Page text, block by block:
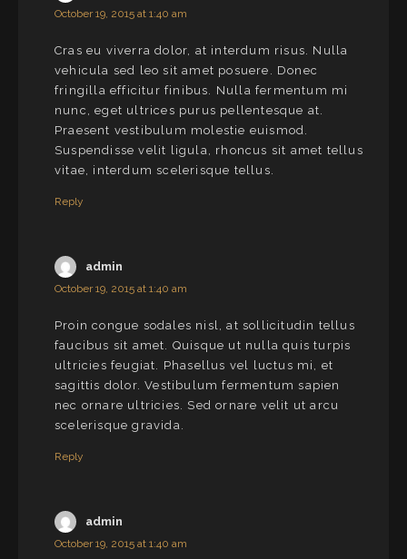
October 19, 2015 at 1:40 am
Cras eu viverra dolor, at interdum risus. Nulla
vehicula sed leo sit amet posuere. Donec
fringilla efficitur finibus. Nulla fermentum mi
nunc, eget ultrices purus pellentesque at.
Praesent vestibulum molestie euismod.
Suspendisse velit ligula, rhoncus sit amet tellus
vitae, interdum scelerisque tellus.
Reply
admin
October 19, 2015 at 1:40 am
Proin congue sodales nisl, at sollicitudin tellus
faucibus sit amet. Quisque ut nulla quis turpis
ultricies feugiat. Phasellus vel luctus mi, et
sagittis dolor. Vestibulum fermentum sapien
nec ornare ultricies. Sed ornare velit ut arcu
scelerisque gravida.
Reply
admin
October 19, 2015 at 1:40 am